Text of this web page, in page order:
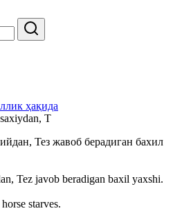
ҳақида
T
Тез жавоб берадиган бахил
Tez javob beradigan baxil yaxshi.
starves.